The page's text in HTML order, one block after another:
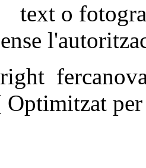
text o
Optimitzat